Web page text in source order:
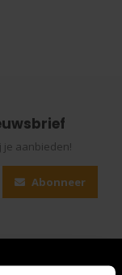
je aanbieden!
Abonneer